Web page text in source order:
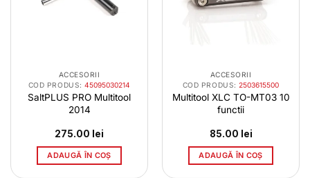
ACCESORII
COD PRODUS:45095030214
SaltPLUS PRO Multitool
2014
275.00 lei
ADAUGĂ ÎN COȘ
ACCESORII
COD PRODUS:2503615500
Multitool XLC TO-MT03 10
functii
85.00 lei
ADAUGĂ ÎN COȘ